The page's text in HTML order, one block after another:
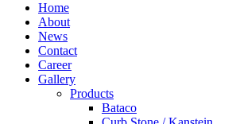
Home
About
News
Contact
Career
Gallery
Products
Bataco